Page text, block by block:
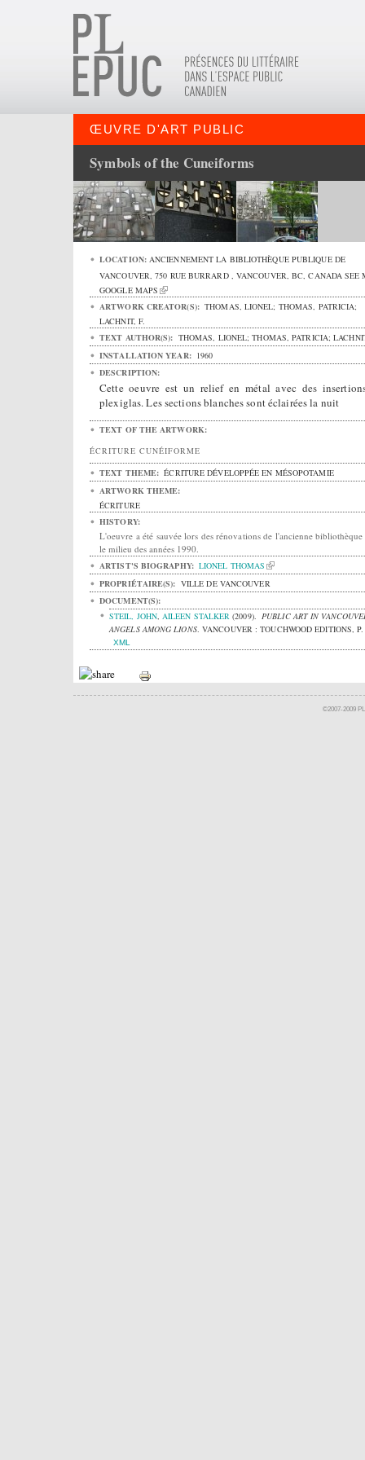
ŒUVRE D'ART PUBLIC
Symbols of the Cuneiforms
LOCATION: ANCIENNEMENT LA BIBLIOTHÈQUE PUBLIQUE DE
VANCOUVER,750 RUE BURRARD , VANCOUVER,BC,CANADA SEE
GOOGLE MAPS
ARTWORK CREATOR(S): THOMAS, LIONEL; THOMAS, PATRICIA;
LACHNIT, F.
TEXT AUTHOR(S): THOMAS, LIONEL; THOMAS, PATRICIA;
INSTALLATION YEAR: 1960
DESCRIPTION:
Cette oeuvre est un relief en métal avec des
plexiglas. Les sections blanches sont éclairées la nuit
TEXT OF THE ARTWORK:
ÉCRITURE CUNÉIFORME
TEXT THEME: ÉCRITURE DÉVELOPPÉE EN MÉSOPOTAMIE
ARTWORK THEME:
ÉCRITURE
HISTORY:
L'oeuvre a été sauvée lors des rénovations de l'ancienne bibliothèque
le milieu des années 1990.
ARTIST'S BIOGRAPHY: LIONEL THOMAS
PROPRIÉTAIRE(S): VILLE DE VANCOUVER
DOCUMENT(S):
STEIL, JOHN,AILEEN STALKER (2009).PUBLIC ART IN
ANGELS AMONG LIONS.VANCOUVER : TOUCHWOOD EDITIONS,
XML
©2007-2009